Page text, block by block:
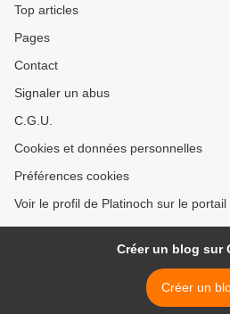
Top articles
Pages
Contact
Signaler un abus
C.G.U.
Cookies et données personnelles
Préférences cookies
Voir le profil de Platinoch sur le portail
Créer un blog sur
Créer un